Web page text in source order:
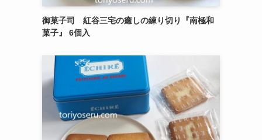
御菓子司 紅谷三宅の癒しの練り切り『南極和
菓子』 6個入